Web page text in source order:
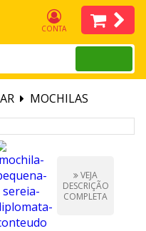
CONTA
MOCHILAS
VEJA
DESCRIÇÃO
COMPLETA